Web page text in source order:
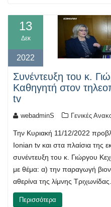
13
Δεκ
2022
Συνέντευξη του κ.
Καθηγητή στον
tv
webadminS Γενικές
Την Κυριακή 11/12/2022
Ionian tv και στα πλαίσια της
συνέντευξη του κ. Γιώργου
με θέμα: α) την παραγωγή
αθερίνα της λίμνης Τριχωνίδας.
Περισσότερα